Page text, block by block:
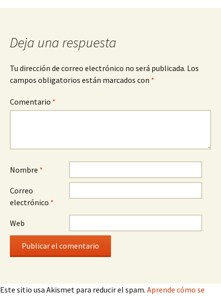
entradas
Deja una respuesta
Tu dirección de correo electrónico no será publicada. Los
campos obligatorios están marcados con *
Comentario *
Nombre *
Correo
electrónico *
Web
Este sitio usa Akismet para reducir el spam. Aprende cómo se